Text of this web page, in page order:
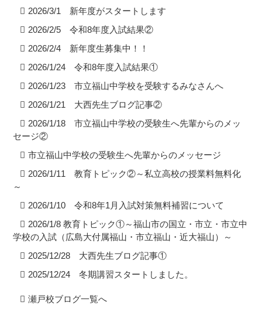
2026/3/1 新年度がスタートします
2026/2/5 令和8年度入試結果②
2026/2/4 新年度生募集中！！
2026/1/24 令和8年度入試結果①
2026/1/23 市立福山中学校を受験するみなさんへ
2026/1/21 大西先生ブログ記事②
2026/1/18 市立福山中学校の受験生へ先輩からのメッ
セージ②
市立福山中学校の受験生へ先輩からのメッセージ
2026/1/11 教育トピック②～私立高校の授業料無料化
～
2026/1/10 令和8年1月入試対策無料補習について
2026/1/8 教育トピック①～福山市の国立・市立・市立中
学校の入試（広島大付属福山・市立福山・近大福山）～
2025/12/28 大西先生ブログ記事①
2025/12/24 冬期講習スタートしました。
瀬戸校ブログ一覧へ